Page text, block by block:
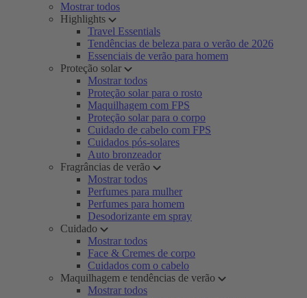
Mostrar todos
Highlights
Travel Essentials
Tendências de beleza para o verão de 2026
Essenciais de verão para homem
Proteção solar
Mostrar todos
Proteção solar para o rosto
Maquilhagem com FPS
Proteção solar para o corpo
Cuidado de cabelo com FPS
Cuidados pós-solares
Auto bronzeador
Fragrâncias de verão
Mostrar todos
Perfumes para mulher
Perfumes para homem
Desodorizante em spray
Cuidado
Mostrar todos
Face & Cremes de corpo
Cuidados com o cabelo
Maquilhagem e tendências de verão
Mostrar todos